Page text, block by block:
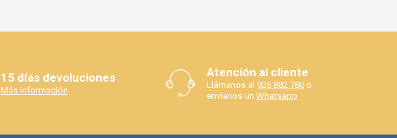
15 días devoluciones
Más información
Atención al cliente
Llámanos al 926 882 780 o
envíanos un Whatsapp